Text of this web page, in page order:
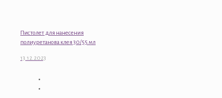
Пистолет для нанесения
полиуретанова клея 30/55 мл
13.12.2023